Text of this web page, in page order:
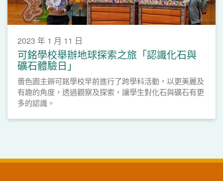
2023 年 1 月 11 日
可銘學校舉辦地球探索之旅「認識化石與
礦石體驗日」
嗇色園主辧可銘學校早前進行了跨學科活動，以更美麗及
有趣的角度，透過觀察及探索，讓學生對化石與礦石有更
多的認識。